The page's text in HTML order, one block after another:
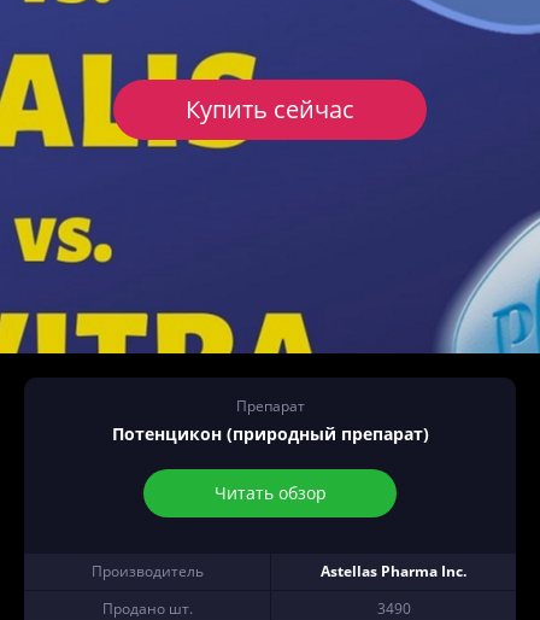
Препарат
Потенцикон (природный препарат)
Читать обзор
Производитель
Astellas Pharma Inc.
Продано шт.
3490
Купить сейчас